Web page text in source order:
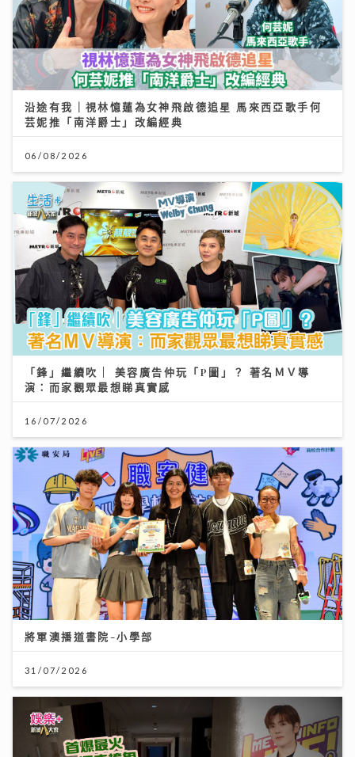
沿途有我｜視林憶蓮為女神飛啟德追星 馬來西亞歌手何
芸妮推「南洋爵士」改編經典
06/08/2026
「鋒」繼續吹 | 美容廣告仲玩「P圖」？ 著名ＭＶ導
演：而家觀眾最想睇真實感
16/07/2026
將軍澳播道書院-小學部
31/07/2026